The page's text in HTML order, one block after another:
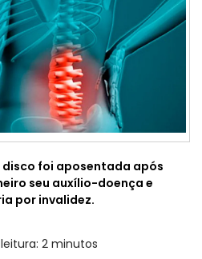
disco foi aposentada após
seu auxílio-doença e
por invalidez.
2 minutos